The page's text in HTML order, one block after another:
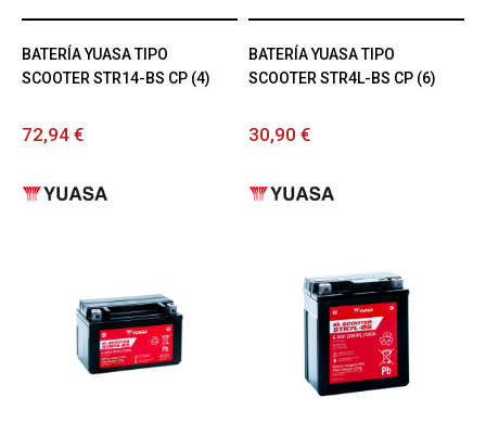
BATERÍA YUASA TIPO
SCOOTER STR14-BS CP (4)
72,94 €
BATERÍA YUASA TIPO
SCOOTER STR4L-BS CP (6)
30,90 €